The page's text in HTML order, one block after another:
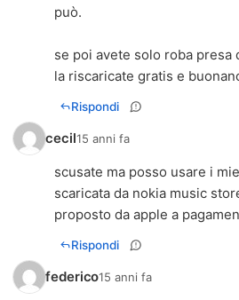
può.
se poi avete solo roba presa
la riscaricate gratis e
Rispondi
cecil15 anni fa
scusate ma posso usare i
scaricata da nokia music
proposto da apple a
Rispondi
federico15 anni fa